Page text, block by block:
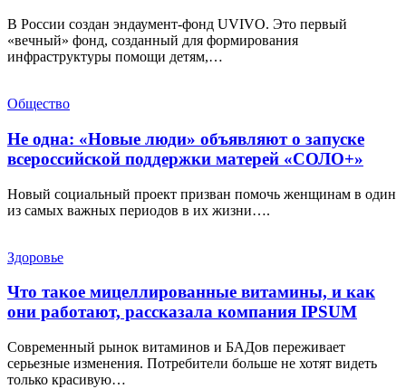
В России создан эндаумент-фонд UVIVO. Это первый
«вечный» фонд, созданный для формирования
инфраструктуры помощи детям,…
Общество
Не одна: «Новые люди» объявляют о запуске
всероссийской поддержки матерей «СОЛО+»
Новый социальный проект призван помочь женщинам в один
из самых важных периодов в их жизни….
Здоровье
Что такое мицеллированные витамины, и как
они работают, рассказала компания IPSUM
Современный рынок витаминов и БАДов переживает
серьезные изменения. Потребители больше не хотят видеть
только красивую…